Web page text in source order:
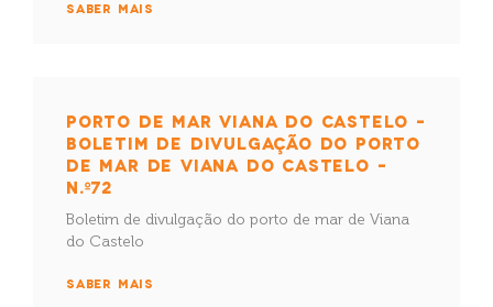
SABER MAIS
PORTO DE MAR VIANA DO CASTELO –
BOLETIM DE DIVULGAÇÃO DO PORTO
DE MAR DE VIANA DO CASTELO –
N.º72
Boletim de divulgação do porto de mar de Viana
do Castelo
SABER MAIS